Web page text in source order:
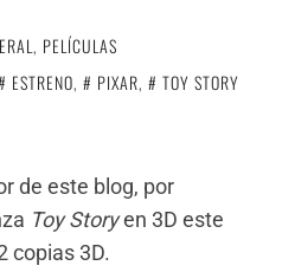
, PELÍCULAS
ESTRENO, PIXAR, TOY STORY
de este blog, por
Toy Storyen 3D este
copias 3D.